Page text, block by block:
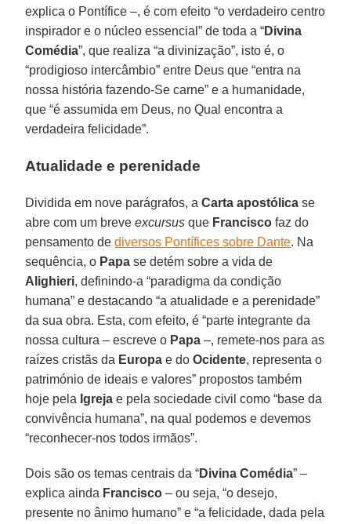
explica o Pontífice –, é com efeito “o verdadeiro centro
inspirador e o núcleo essencial” de toda a “Divina
Comédia”, que realiza “a divinização”, isto é, o
“prodigioso intercâmbio” entre Deus que “entra na
nossa história fazendo-Se carne” e a humanidade,
que “é assumida em Deus, no Qual encontra a
verdadeira felicidade”.
Atualidade e perenidade
Dividida em nove parágrafos, aCarta apostólica se
abre com um breveexcursus que Francisco faz do
pensamento dediversos Pontífices sobre Dante. Na
sequência, o Papa se detém sobre a vida de
Alighieri, definindo-a “paradigma da condição
humana” e destacando “a atualidade e a perenidade”
da sua obra. Esta, com efeito, é “parte integrante da
nossa cultura – escreve o Papa –, remete-nos para as
raízes cristãs da Europa e doOcidente, representa o
património de ideais e valores” propostos também
hoje pela Igreja e pela sociedade civil como “base da
convivência humana”, na qual podemos e devemos
“reconhecer-nos todos irmãos”.
Dois são os temas centrais da “Divina Comédia” –
explica ainda Francisco – ou seja, “o desejo,
presente no ânimo humano” e “a felicidade, dada pela